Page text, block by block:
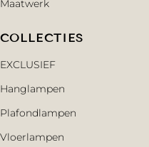
Maatwerk
COLLECTIES
EXCLUSIEF
Hanglampen
Plafondlampen
Vloerlampen